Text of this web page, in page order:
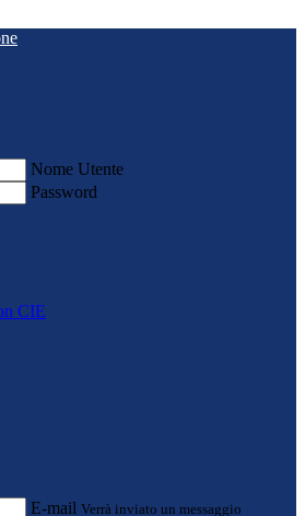
Nome Utente
Password
CIE
E-mail Verrà inviato un messaggio